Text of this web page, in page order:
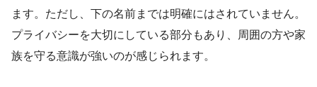
ます。ただし、下の名前までは明確にはされていません。
プライバシーを大切にしている部分もあり、周囲の方や家
族を守る意識が強いのが感じられます。